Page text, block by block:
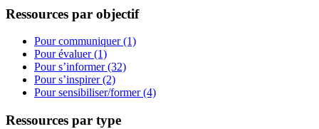
Ressources par objectif
Pour communiquer (1)
Pour évaluer (1)
Pour s’informer (32)
Pour s’inspirer (2)
Pour sensibiliser/former (4)
Ressources par type